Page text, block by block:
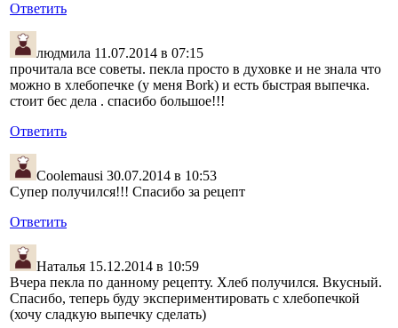
Ответить
людмила 11.07.2014 в 07:15
прочитала все советы. пекла просто в духовке и не знала что
можно в хлебопечке (у меня Bork) и есть быстрая выпечка.
стоит бес дела . спасибо большое!!!
Ответить
Coolemausi 30.07.2014 в 10:53
Супер получился!!! Спасибо за рецепт
Ответить
Наталья 15.12.2014 в 10:59
Вчера пекла по данному рецепту. Хлеб получился. Вкусный.
Спасибо, теперь буду экспериментировать с хлебопечкой
(хочу сладкую выпечку сделать)